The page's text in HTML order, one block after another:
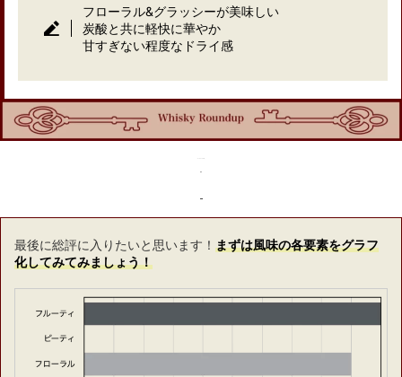
フローラル&グラッシーが美味しい
炭酸と共に軽快に華やか
甘すぎない程度なドライ感
最後に総評に入りたいと思います！ まずは風味の各要素をグラフ
化してみてみましょう！